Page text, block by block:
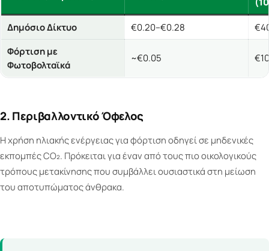
Δημόσιο Δίκτυο
€0.20–€0.28
Φόρτιση με
Φωτοβολταϊκά
~€0.05
2. Περιβαλλοντικό Όφελος
Η χρήση ηλιακής ενέργειας για φόρτιση οδηγεί σε μηδενικές
εκπομπές CO₂. Πρόκειται για έναν από τους πιο οικολογικούς
τρόπους μετακίνησης που συμβάλλει ουσιαστικά στη μείωση
του αποτυπώματος άνθρακα.